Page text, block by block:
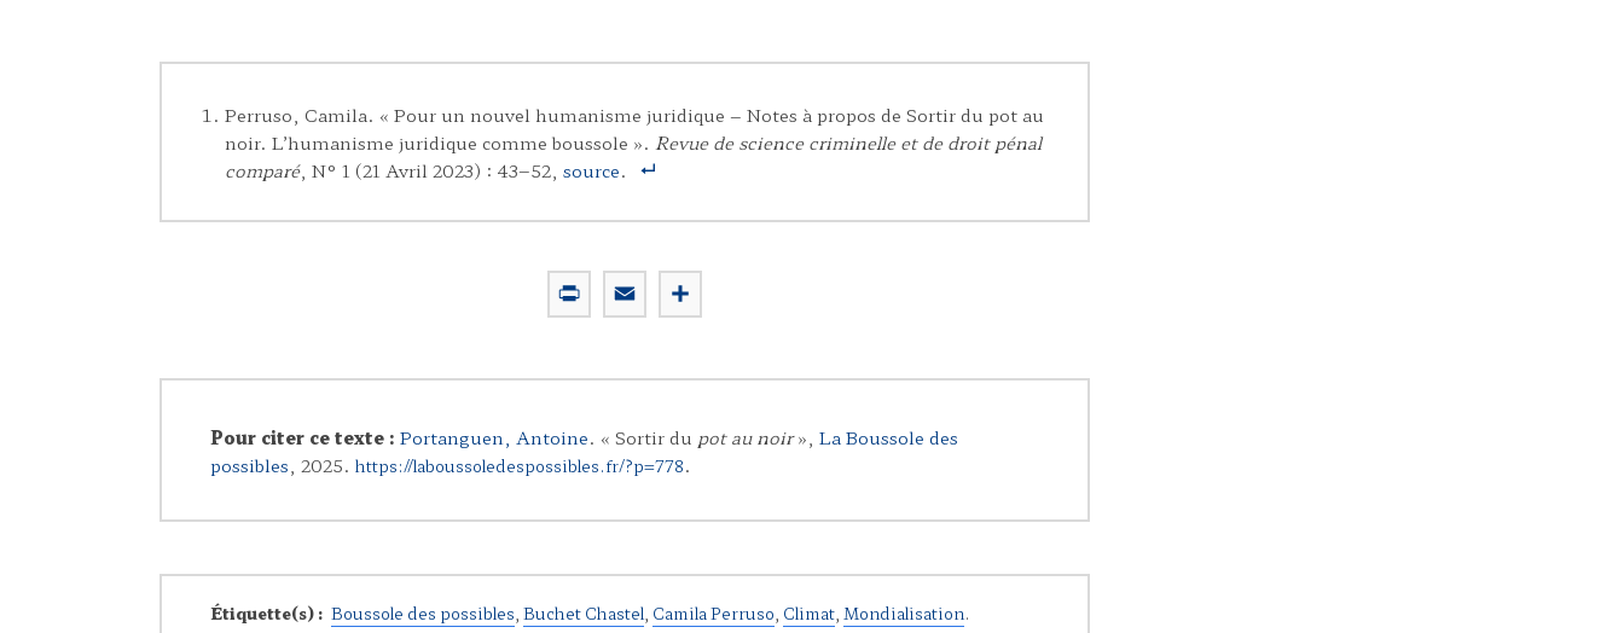
Perruso, Camila. « Pour un nouvel humanisme juridique – Notes à propos de Sortir du pot au
noir. L’humanisme juridique comme boussole ». Revue de science criminelle et de droit pénal
comparé, N° 1 (21 Avril 2023) : 43–52, source.
r
n
m
i
a
t
g
Pour citer ce texte : Portanguen, Antoine. « Sortir du pot au noir», La Boussole des
possibles , 2025. https://laboussoledespossibles.fr/?p=778.
Étiquette(s) : Boussole des possibles, Buchet Chastel, Camila Perruso, Climat, Mondialisation.